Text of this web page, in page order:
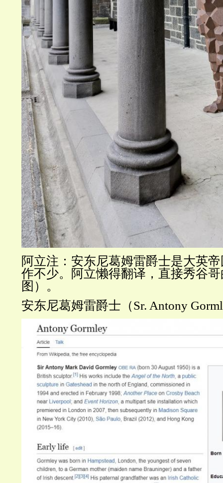
阿立注：安东尼葛姆雷爵士是大英
作不少。阿立懒得翻译，直接秀谷
图）。
安东尼葛姆雷爵士（Sr. Antony